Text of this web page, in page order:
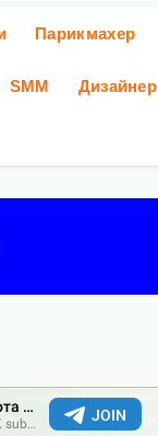
Парикмахер
SMM Дизайнер